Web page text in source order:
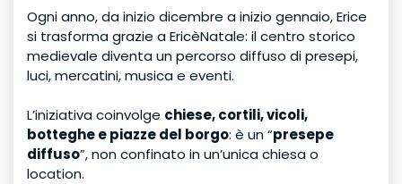
Ogni anno, da inizio dicembre a inizio gennaio, Erice
si trasforma grazie a EricèNatale: il centro storico
medievale diventa un percorso diffuso di presepi,
luci, mercatini, musica e eventi.
L’iniziativa coinvolge chiese, cortili, vicoli,
botteghe e piazze del borgo: è un “presepe
diffuso”, non confinato in un’unica chiesa o
location.